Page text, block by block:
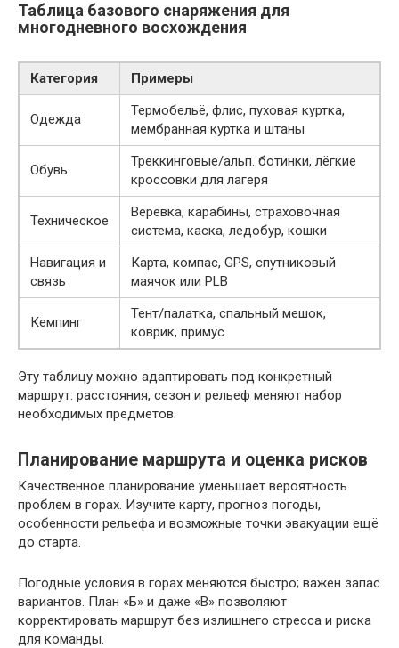
Таблица базового снаряжения для
многодневного восхождения
Категория Примеры
Одежда
Термобельё, флис, пуховая куртка,
мембранная куртка и штаны
Обувь
Треккинговые/альп. ботинки, лёгкие
кроссовки для лагеря
Техническое
Верёвка, карабины, страховочная
система, каска, ледобур, кошки
Навигация и
связь
Карта, компас, GPS, спутниковый
маячок или PLB
Кемпинг
Тент/палатка, спальный мешок,
коврик, примус
Эту таблицу можно адаптировать под конкретный
маршрут: расстояния, сезон и рельеф меняют набор
необходимых предметов.
Планирование маршрута и оценка рисков
Качественное планирование уменьшает вероятность
проблем в горах. Изучите карту, прогноз погоды,
особенности рельефа и возможные точки эвакуации ещё
до старта.
Погодные условия в горах меняются быстро; важен запас
вариантов. План «Б» и даже «В» позволяют
корректировать маршрут без излишнего стресса и риска
для команды.